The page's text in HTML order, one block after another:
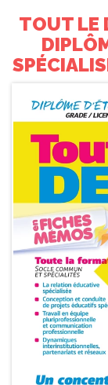
TOUT LE